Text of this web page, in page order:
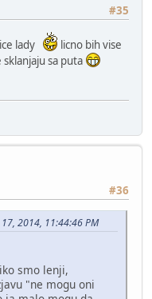
#35
lady
licno bih vise
sa puta
#36
2014, 11:44:46 PM
smo lenji,
"ne mogu oni